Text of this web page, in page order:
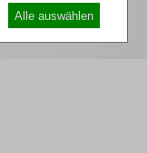
Alle auswählen